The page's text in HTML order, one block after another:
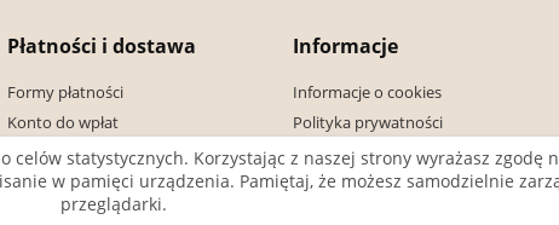
Płatności i dostawa
Formy płatności
Konto do wpłat
Czas realizacji zamówienia
Informacje
Informacje o cookies
Polityka prywatności
Jak zamawiać?
Sklep internetowy Shoper.pl
celów statystycznych. Korzystając z naszej strony wyrażasz zgodę
w pamięci urządzenia. Pamiętaj, że możesz samodzielnie
przeglądarki.